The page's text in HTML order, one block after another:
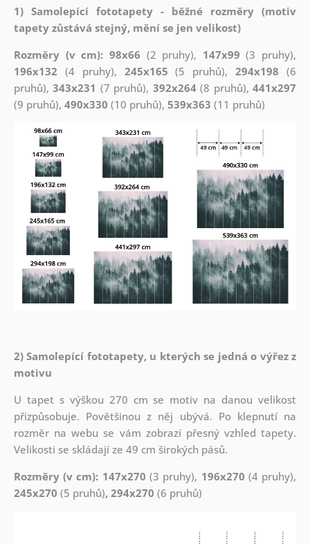
1) Samolepící fototapety - běžné rozměry (motiv
tapety zůstává stejný, mění se jen velikost)
Rozměry (v cm): 98x66 (2 pruhy), 147x99 (3 pruhy),
196x132 (4 pruhy), 245x165 (5 pruhů),294x198 (6
pruhů),343x231 (7 pruhů), 392x264(8 pruhů),441x297
(9 pruhů), 490x330 (10 pruhů), 539x363 (11 pruhů)
2) Samolepící fototapety, u kterých se jedná o výřez z
motivu
U tapet s výškou 270 cm se motiv na danou velikost
přizpůsobuje. Povětšinou z něj ubývá. Po klepnutí na
rozměr na webu se vám zobrazí přesný vzhled tapety.
Velikosti se skládají ze 49 cm širokých pásů.
Rozměry (v cm): 147x270 (3 pruhy), 196x270 (4 pruhy),
245x270 (5 pruhů), 294x270 (6 pruhů)